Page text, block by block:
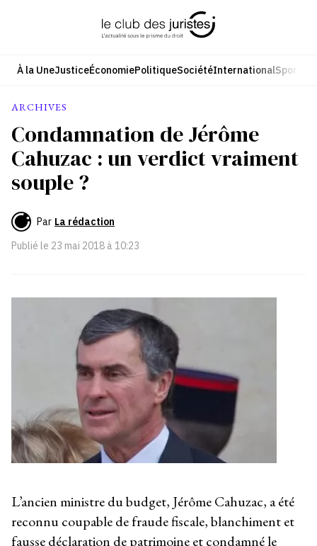
À la UneJusticeÉconomiePolitiqueSociétéInternationalSport
ARCHIVES
Condamnation de Jérôme
Cahuzac : un verdict vraiment
souple ?
Par La rédaction
Publié le 23 mai 2018 à 10:23
L’ancien ministre du budget, Jérôme Cahuzac, a été
reconnu coupable de fraude fiscale, blanchiment et
fausse déclaration de patrimoine et condamné le